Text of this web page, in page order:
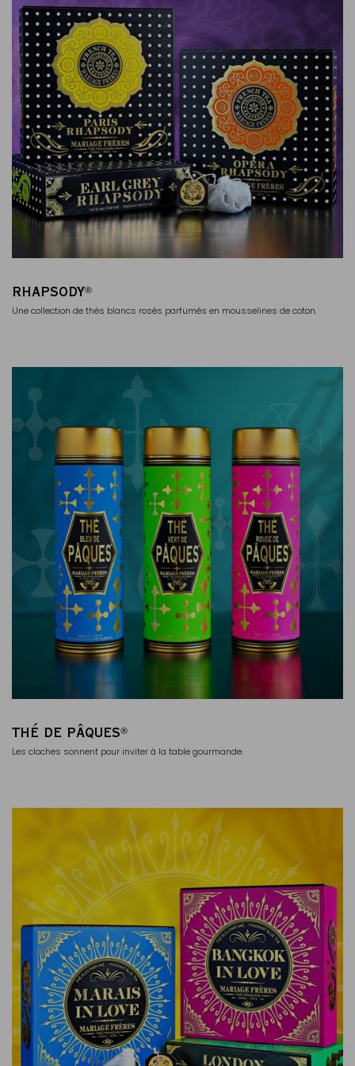
RHAPSODY®
Une collection de thés blancs rosés parfumés en mousselines de coton.
THÉ DE PÂQUES®
Les cloches sonnent pour inviter à la table gourmande.